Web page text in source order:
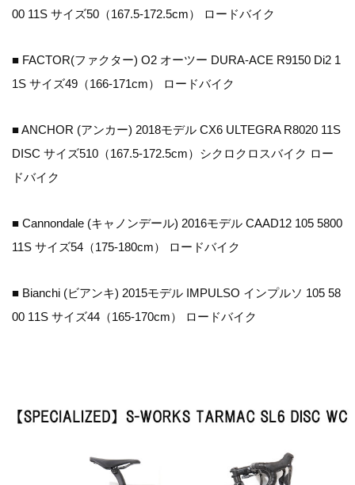
00 11S サイズ50（167.5-172.5cm） ロードバイク
■ FACTOR(ファクター) O2 オーツー DURA-ACE R9150 Di2 1
1S サイズ49（166-171cm） ロードバイク
■ ANCHOR (アンカー) 2018モデル CX6 ULTEGRA R8020 11S
DISC サイズ510（167.5-172.5cm）シクロクロスバイク ロー
ドバイク
■ Cannondale (キャノンデール) 2016モデル CAAD12 105 5800
11S サイズ54（175-180cm） ロードバイク
■ Bianchi (ビアンキ) 2015モデル IMPULSO インプルソ 105 58
00 11S サイズ44（165-170cm） ロードバイク